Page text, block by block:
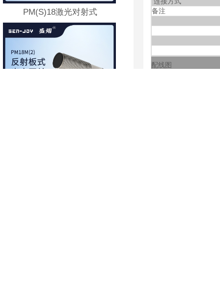
备注
配线图
PM(S)18激光对射式